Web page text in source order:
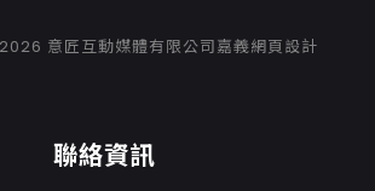
意匠互動媒體有限公司嘉義網頁設計
聯絡資訊